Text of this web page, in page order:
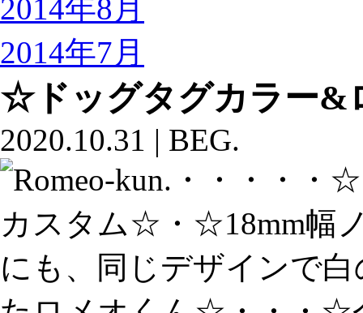
2014年8月
2014年7月
☆ドッグタグカラー&
2020.10.31 | BEG.